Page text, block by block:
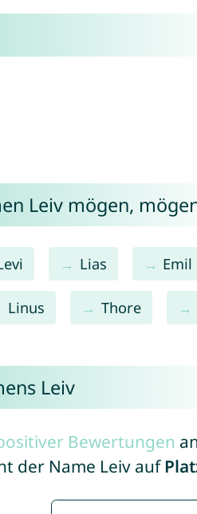
Leiv mögen,
Lias Emil
Linus Thore
Leiv
Bewertungen
der Name Leiv auf